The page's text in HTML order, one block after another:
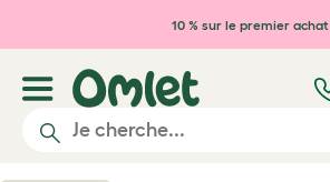
Passer au contenu principal
10 % sur le premier achat